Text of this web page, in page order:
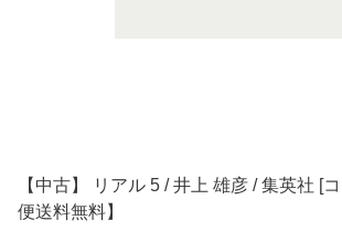
【中古】 リアル 5 / 井上 雄彦 / 集英社 [
便送料無料】